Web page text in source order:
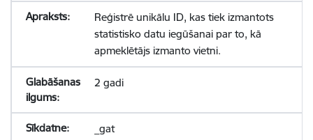
Reģistrē unikālu ID, kas tiek izmantots
statistisko datu iegūšanai par to, kā
apmeklētājs izmanto vietni.
2 gadi
_gat